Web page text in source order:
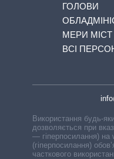
ГОЛОВИ
МЕРИ МІСТ
ВСІ
Використання будь-
дозволяється при
— гіперпосилання) на
(гіперпосилання)
часткового